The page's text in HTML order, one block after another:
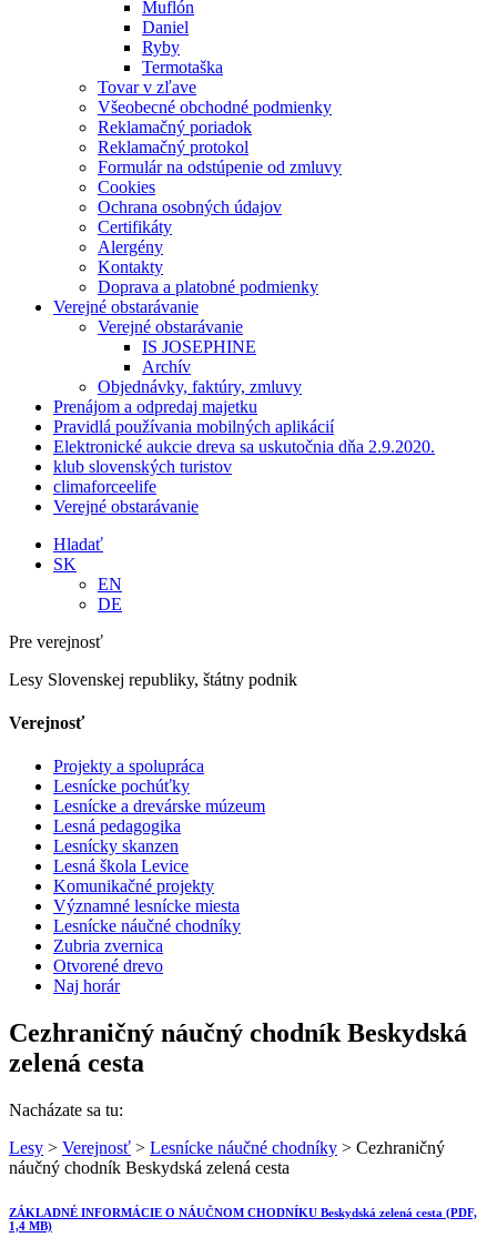
Muflón
Daniel
Ryby
Termotaška
Tovar v zľave
Všeobecné obchodné podmienky
Reklamačný poriadok
Reklamačný protokol
Formulár na odstúpenie od zmluvy
Cookies
Ochrana osobných údajov
Certifikáty
Alergény
Kontakty
Doprava a platobné podmienky
Verejné obstarávanie
Verejné obstarávanie
IS JOSEPHINE
Archív
Objednávky, faktúry, zmluvy
Prenájom a odpredaj majetku
Pravidlá používania mobilných aplikácií
Elektronické aukcie dreva sa uskutočnia dňa 2.9.2020.
klub slovenských turistov
climaforceelife
Verejné obstarávanie
Hladať
SK
EN
DE
Pre verejnosť
Lesy Slovenskej republiky, štátny podnik
Verejnosť
Projekty a spolupráca
Lesnícke pochúťky
Lesnícke a drevárske múzeum
Lesná pedagogika
Lesnícky skanzen
Lesná škola Levice
Komunikačné projekty
Významné lesnícke miesta
Lesnícke náučné chodníky
Zubria zvernica
Otvorené drevo
Naj horár
Cezhraničný náučný chodník Beskydská
zelená cesta
Nacházate sa tu:
Lesy > Verejnosť > Lesnícke náučné chodníky > Cezhraničný
náučný chodník Beskydská zelená cesta
ZÁKLADNÉ INFORMÁCIE O NÁUČNOM CHODNÍKU Beskydská zelená cesta (PDF,
1,4 MB)